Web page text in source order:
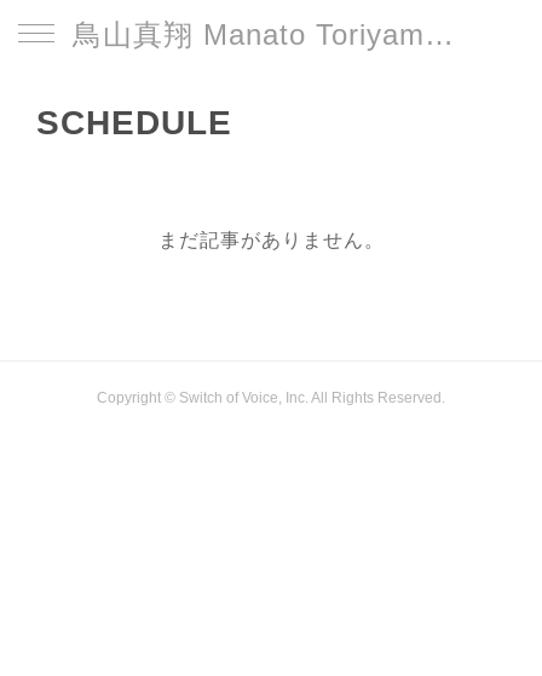
鳥山真翔 Manato Toriyama Official HP＜総合＞
SCHEDULE
まだ記事がありません。
Copyright © Switch of Voice, Inc. All Rights Reserved.